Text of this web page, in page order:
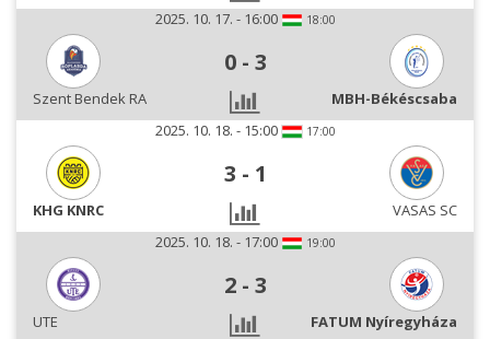
2025. 10. 17. - 16:00
18:00
0 - 3
Szent Bendek RA
MBH-Békéscsaba
2025. 10. 18. - 15:00
17:00
3 - 1
KHG KNRC
VASAS SC
2025. 10. 18. - 17:00
19:00
2 - 3
UTE
FATUM Nyíregyháza